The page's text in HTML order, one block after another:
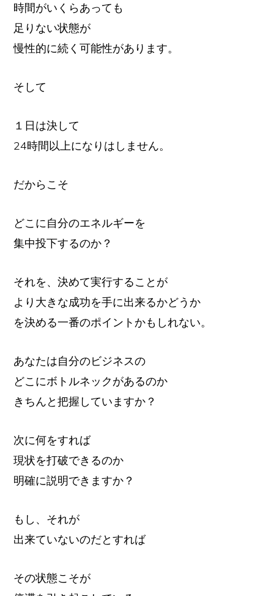
時間がいくらあっても
足りない状態が
慢性的に続く可能性があります。
そして
１日は決して
24時間以上になりはしません。
だからこそ
どこに自分のエネルギーを
集中投下するのか？
それを、決めて実行することが
より大きな成功を手に出来るかどうか
を決める一番のポイントかもしれない。
あなたは自分のビジネスの
どこにボトルネックがあるのか
きちんと把握していますか？
次に何をすれば
現状を打破できるのか
明確に説明できますか？
もし、それが
出来ていないのだとすれば
その状態こそが